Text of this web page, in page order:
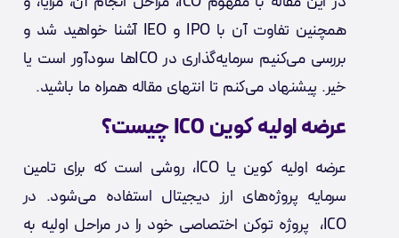
همچنین تفاوت آن با IPO و IEO آشنا خواهید شد و
بررسی می‌کنیم سرمایه‌گذاری در ICOها سودآور است یا
خیر. پیشنهاد می‌کنم تا انتهای مقاله همراه ما باشید.
عرضه اولیه کوین ICO چیست؟
عرضه اولیه کوین یا ICO، روشی است که برای تامین
سرمایه پروژه‌های ارز دیجیتال استفاده می‌شود. در
ICO، پروژه توکن اختصاصی خود را در مراحل اولیه به